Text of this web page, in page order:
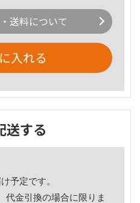
送料について
入れる
送する
予定です。
代金引換の場合に限りま